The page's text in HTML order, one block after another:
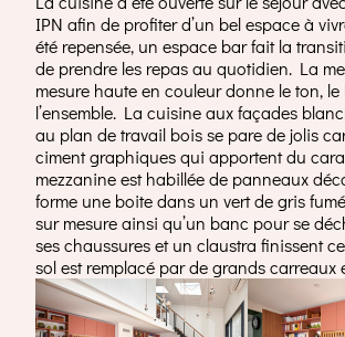
IPN afin de profiter d’un bel espace à
été repensée, un espace bar fait la
de prendre les repas au quotidien. La
mesure haute en couleur donne le ton,
l’ensemble. La cuisine aux façades
au plan de travail bois se pare de jolis
ciment graphiques qui apportent du
mezzanine est habillée de panneaux
forme une boite dans un vert de gris
sur mesure ainsi qu’un banc pour se
ses chaussures et un claustra finissent
sol est remplacé par de grands carreaux